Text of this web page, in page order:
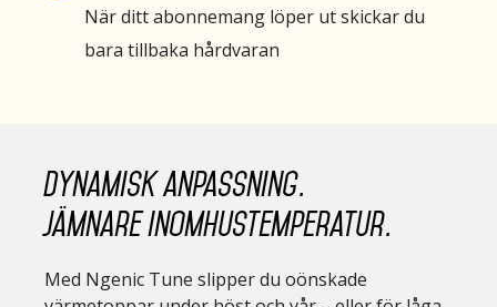
När ditt abonnemang löper ut skickar du
bara tillbaka hårdvaran
Dynamisk anpassning.
Jämnare inomhustemperatur.
Med Ngenic Tune slipper du oönskade